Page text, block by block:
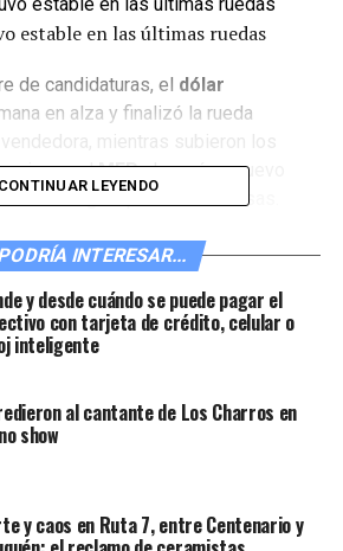
estable en las últimas ruedas
de candidaturas, el dólar
en alza y finalizó la rueda
mientras subieron los
elMEPalcanzó un nuevo
Centralsiguió perdiendo divisas.
avance en la semana y se acerca a
solo un peso de su récord
pasado, cuando llegó a operarse
.
la semana el mercado de cambios
el dólar agro aportó
debió venderUS$ 125 millones.
CONTINUAR LEYENDO
INTERESAR...
y desde cuándo se puede pagar el
con tarjeta de crédito, celular o
inteligente
al cantante de Los Charros en
show
y caos en Ruta 7, entre Centenario y